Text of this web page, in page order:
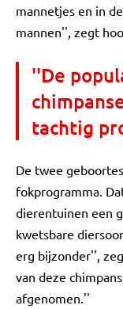
mannetjes en in
mannen'', zegt
''De
tachtig
De twee
fokprogramma.
dierentuinen een
kwetsbare
erg bijzonder'',
van deze
afgenomen.''